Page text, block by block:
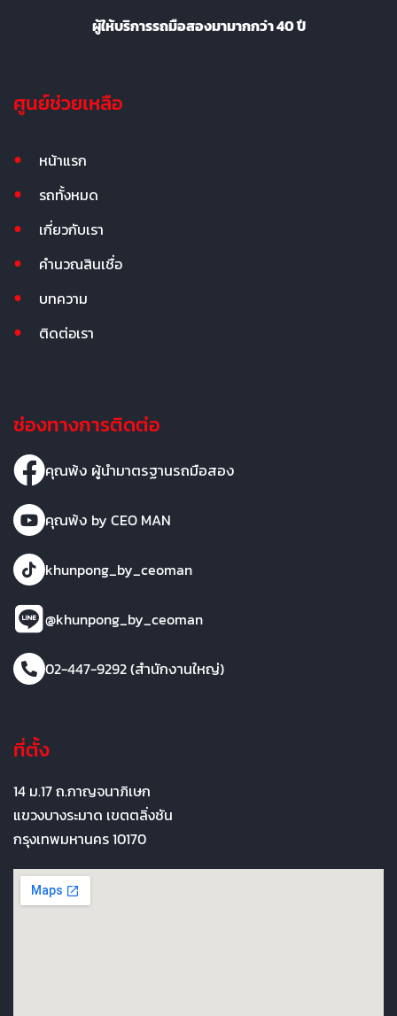
ผู้ให้บริการรถมือสองมามากกว่า 40 ปี
ศูนย์ช่วยเหลือ
หน้าแรก
รถทั้งหมด
เกี่ยวกับเรา
คำนวณสินเชื่อ
บทความ
ติดต่อเรา
ช่องทางการติดต่อ
คุณพ้ง ผู้นำมาตรฐานรถมือสอง
คุณพ้ง by CEO MAN
khunpong_by_ceoman
@khunpong_by_ceoman
02-447-9292 (สำนักงานใหญ่)
ที่ตั้ง
14 ม.17 ถ.กาญจนาภิเษก
แขวงบางระมาด เขตตลิ่งชัน
กรุงเทพมหานคร 10170